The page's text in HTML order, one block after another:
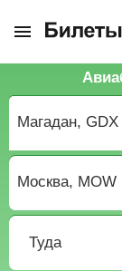
Туда